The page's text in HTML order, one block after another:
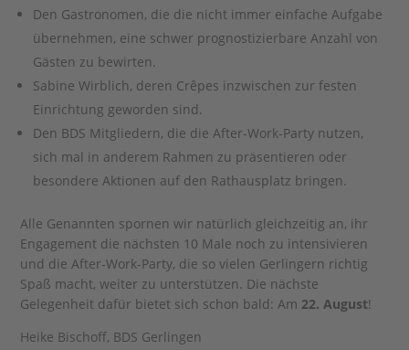
Den Gastronomen, die die nicht immer einfache Aufgabe
übernehmen, eine schwer prognostizierbare Anzahl von
Gästen zu bewirten.
Sabine Wirblich, deren Crêpes inzwischen zur festen
Einrichtung geworden sind.
Den BDS Mitgliedern, die die After-Work-Party nutzen,
sich mal in anderem Rahmen zu präsentieren oder
besondere Aktionen auf den Rathausplatz bringen.
Alle Genannten spornen wir natürlich gleichzeitig an, ihr
Engagement die nächsten 10 Male noch zu intensivieren
und die After-Work-Party, die so vielen Gerlingern richtig
Spaß macht, weiter zu unterstützen. Die nächste
Gelegenheit dafür bietet sich schon bald: Am 22. August!
Heike Bischoff, BDS Gerlingen